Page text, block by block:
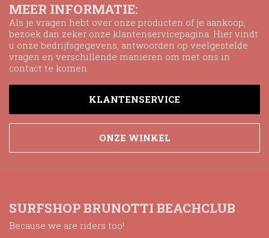
MEER INFORMATIE:
Als je vragen hebt over onze producten of je aankoop,
bezoek dan zeker onze klantenservicepagina. Hier vindt
u onze bedrijfsgegevens, antwoorden op veelgestelde
vragen en verschillende manieren om met ons in
contact te komen.
KLANTENSERVICE
ONZE WINKEL
SURFSHOP BRUNOTTI BEACHCLUB
Because we are riders too!